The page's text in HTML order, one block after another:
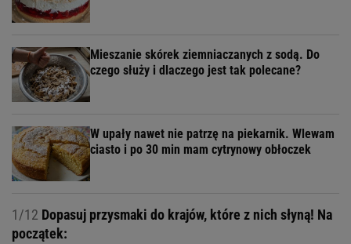
Mieszanie skórek ziemniaczanych z sodą. Do
czego służy i dlaczego jest tak polecane?
W upały nawet nie patrzę na piekarnik. Wlewam
ciasto i po 30 min mam cytrynowy obłoczek
1/12 Dopasuj przysmaki do krajów, które z nich słyną! Na
początek: